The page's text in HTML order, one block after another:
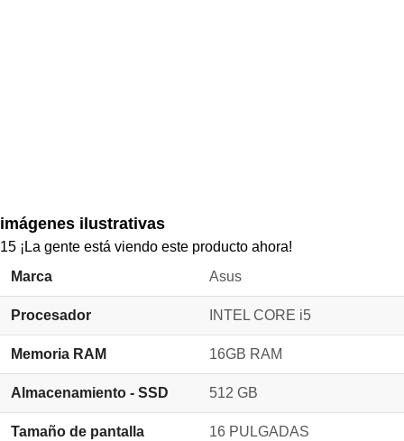
imágenes ilustrativas
15 ¡La gente está viendo este producto ahora!
Marca
Asus
Procesador INTEL CORE i5
Memoria RAM 16GB RAM
Almacenamiento - SSD 512 GB
Tamaño de pantalla 16 PULGADAS